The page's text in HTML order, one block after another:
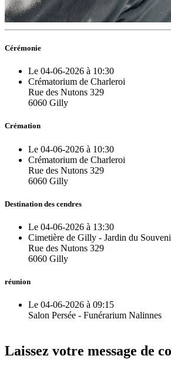
Cérémonie
Le 04-06-2026 à 10:30
Crématorium de Charleroi
Rue des Nutons 329
6060 Gilly
Crémation
Le 04-06-2026 à 10:30
Crématorium de Charleroi
Rue des Nutons 329
6060 Gilly
Destination des cendres
Le 04-06-2026 à 13:30
Cimetière de Gilly - Jardin du
Rue des Nutons 329
6060 Gilly
réunion
Le 04-06-2026 à 09:15
Salon Persée - Funérarium Nalinnes
Laissez votre message de